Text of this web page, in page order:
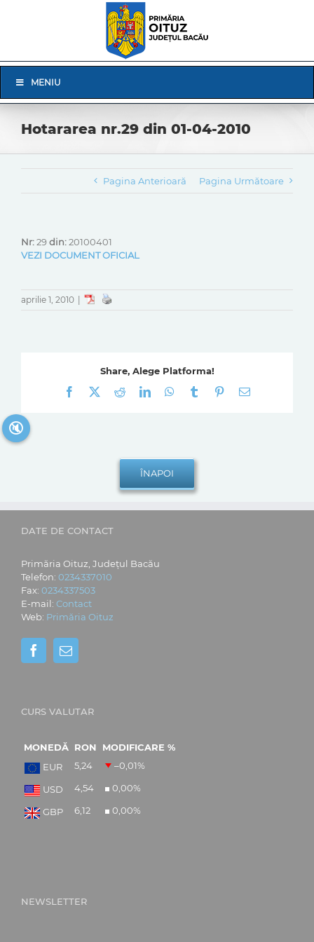
Navigation
MENIU
Hotararea nr.29 din 01-04-2010
Pagina Anterioară Pagina Următoare
Nr:29din:20100401
VEZI DOCUMENT OFICIAL
aprilie 1, 2010
Share, Alege Platforma!
Facebook
RedditLinkedInWhatsApp
Tumblr Pinterest
E-
DATE DE CONTACT
Primăria Oituz, Județul Bacău
Telefon: 0234337010
Fax: 0234337503
E-mail: Contact
Web: Primăria Oituz
CURS VALUTAR
MONEDĂ RON
MODIFICARE %
EUR
5,24 –0,01%
USD 4,54 0,00%
GBP 6,12 0,00%
NEWSLETTER
🔇